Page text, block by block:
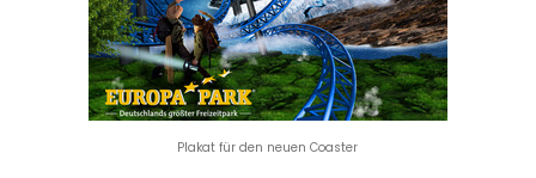
Plakat für den neuen Coaster